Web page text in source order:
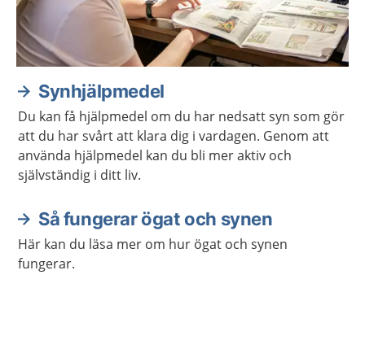
Synhjälpmedel
Du kan få hjälpmedel om du har nedsatt syn som gör
att du har svårt att klara dig i vardagen. Genom att
använda hjälpmedel kan du bli mer aktiv och
självständig i ditt liv.
Så fungerar ögat och synen
Här kan du läsa mer om hur ögat och synen
fungerar.